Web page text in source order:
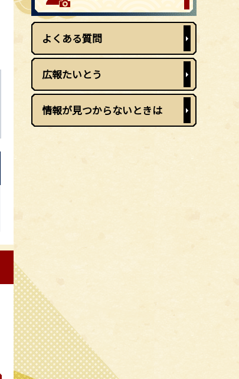
よくある質問
広報たいとう
情報が見つからないときは